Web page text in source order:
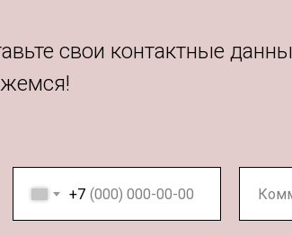
свои контактные
+7